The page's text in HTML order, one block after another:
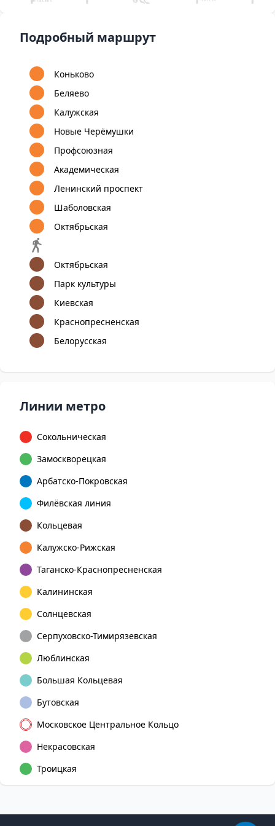
12
Бульвар Адмирала
Улица
Горчакова
Бунинская
Подробный маршрут
Коньково
Беляево
Калужская
Новые Черёмушки
Профсоюзная
Академическая
Ленинский проспект
Шаболовская
Октябрьская
Октябрьская
Парк культуры
Киевская
Краснопресненская
Белорусская
Линии метро
Сокольническая
Замоскворецкая
Арбатско-Покровская
Филёвская линия
Кольцевая
Калужско-Рижская
Таганско-Краснопресненская
Калининская
Солнцевская
Серпуховско-Тимирязевская
Люблинская
Большая Кольцевая
Бутовская
Московское Центральное Кольцо
Некрасовская
Троицкая